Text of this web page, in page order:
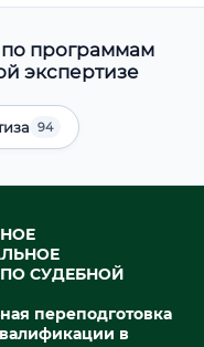
программам
экспертизе
94
СУДЕБНОЙ
переподготовка
в